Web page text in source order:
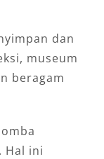
dan
museum
beragam
Hal ini